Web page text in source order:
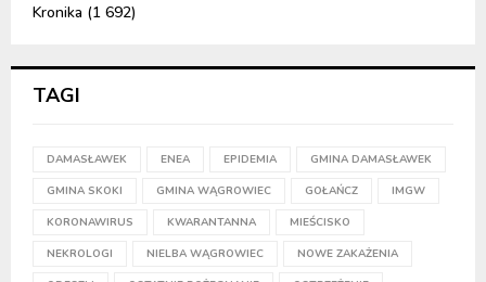
Kronika (1 692)
TAGI
DAMASŁAWEK ENEA EPIDEMIA GMINA DAMASŁAWEK
GMINA SKOKI GMINA WĄGROWIEC GOŁAŃCZ IMGW
KORONAWIRUS KWARANTANNA MIEŚCISKO
NEKROLOGI NIELBA WĄGROWIEC NOWE ZAKAŻENIA